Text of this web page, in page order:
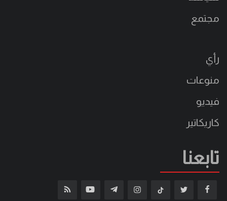
مجتمع
رأي
منوعات
فيديو
كاريكاتير
تابعنا